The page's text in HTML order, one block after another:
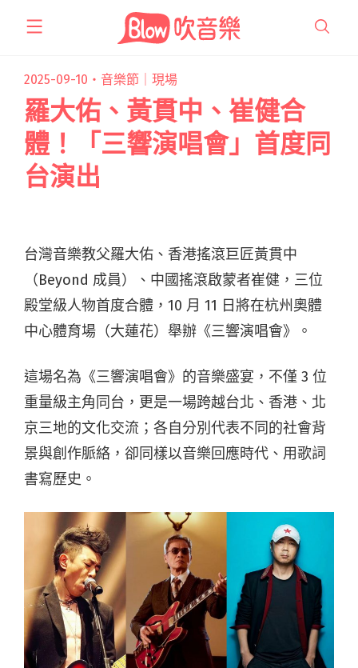
2025-09-10・ 音樂節｜現場
羅大佑、黃貫中、崔健合
體！「三響演唱會」首度同
台演出
台灣音樂教父羅大佑、香港搖滾巨匠黃貫中
（Beyond 成員）、中國搖滾啟蒙者崔健，三位
殿堂級人物首度合體，10 月 11 日將在杭州奧體
中心體育場（大蓮花）舉辦《三響演唱會》。
這場名為《三響演唱會》的音樂盛宴，不僅 3 位
重量級主角同台，更是一場跨越台北、香港、北
京三地的文化交流；各自分別代表不同的社會背
景與創作脈絡，卻同樣以音樂回應時代、用歌詞
書寫歷史。